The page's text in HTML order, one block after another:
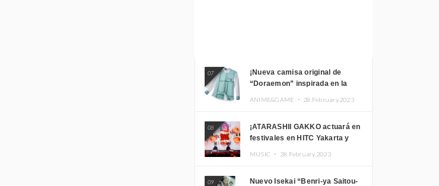
07
¡Nueva camisa original de
“Doraemon” inspirada en la
ANIME&GAME ・ 28.February.2023
08
¡ATARASHII GAKKO actuará en
festivales en HITC Yakarta y
MUSIC ・ 28.February.2023
09
Nuevo Isekai “Benri-ya Saitou-